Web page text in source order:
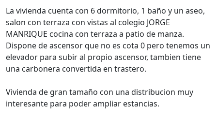
La vivienda cuenta con 6 dormitorio, 1 baño y un aseo,
salon con terraza con vistas al colegio JORGE
MANRIQUE cocina con terraza a patio de manza.
Dispone de ascensor que no es cota 0 pero tenemos un
elevador para subir al propio ascensor, tambien tiene
una carbonera convertida en trastero.
Vivienda de gran tamaño con una distribucion muy
interesante para poder ampliar estancias.